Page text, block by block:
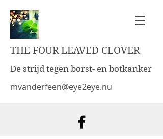
THE FOUR LEAVED CLOVER
De strijd tegen borst- en botkanker
mvanderfeen@eye2eye.nu